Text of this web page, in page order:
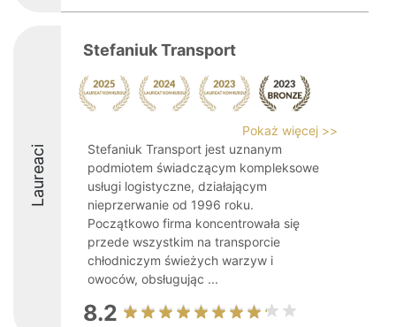
Laureaci
Stefaniuk Transport
Pokaż więcej >>
Stefaniuk Transport jest uznanym
podmiotem świadczącym kompleksowe
usługi logistyczne, działającym
nieprzerwanie od 1996 roku.
Początkowo firma koncentrowała się
przede wszystkim na transporcie
chłodniczym świeżych warzyw i
owoców, obsługując ...
8.2